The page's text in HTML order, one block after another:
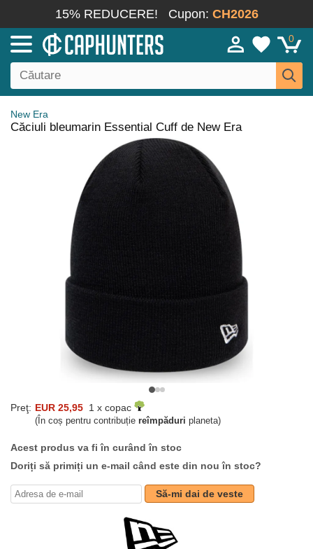
15% REDUCERE! Cupon: CH2026
0
New Era
Căciuli bleumarin Essential Cuff de New Era
Preţ: EUR 25,95 1 x copac
(În coș pentru contribuție reîmpăduri planeta)
Acest produs va fi în curând în stoc
Doriți să primiți un e-mail când este din nou în stoc?
Să-mi dai de veste